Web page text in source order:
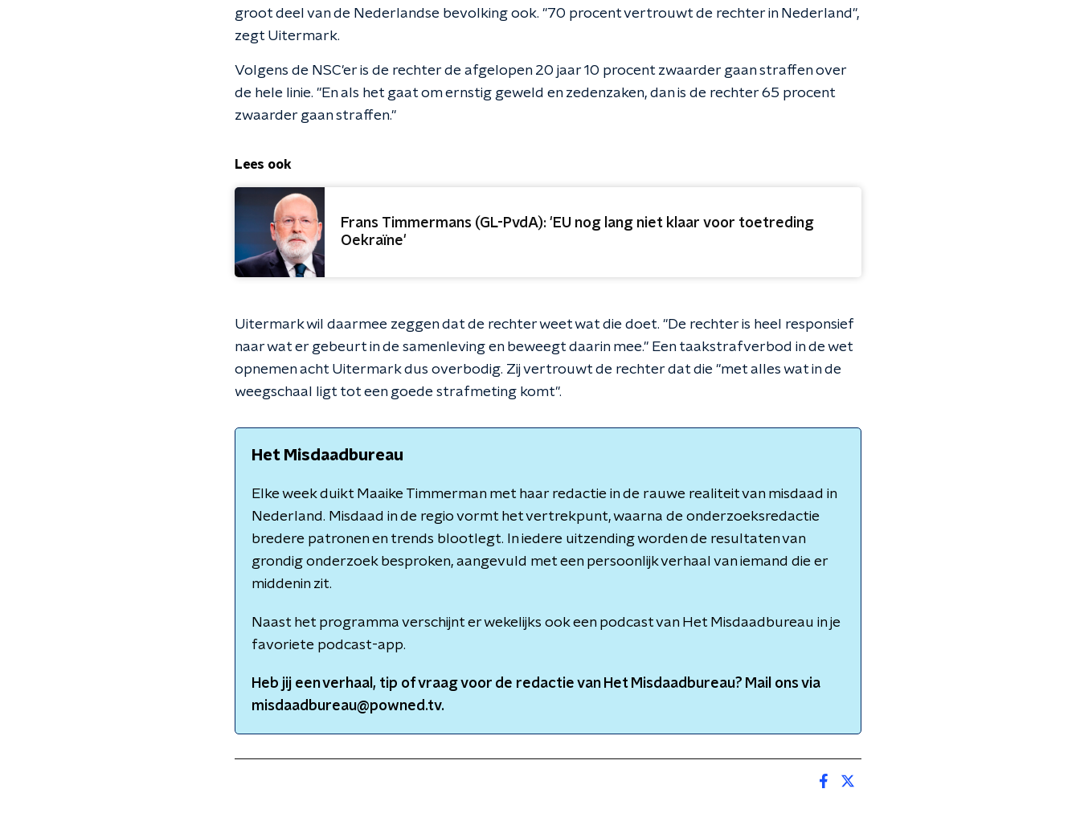
groot deel van de Nederlandse bevolking ook. "70 procent vertrouwt de rechter in Nederland",
zegt Uitermark.
Volgens de NSC'er is de rechter de afgelopen 20 jaar 10 procent zwaarder gaan straffen over
de hele linie. "En als het gaat om ernstig geweld en zedenzaken, dan is de rechter 65 procent
zwaarder gaan straffen."
Lees ook
Frans Timmermans (GL-PvdA): 'EU nog lang niet klaar voor toetreding
Oekraïne'
Uitermark wil daarmee zeggen dat de rechter weet wat die doet. "De rechter is heel responsief
naar wat er gebeurt in de samenleving en beweegt daarin mee." Een taakstrafverbod in de wet
opnemen acht Uitermark dus overbodig. Zij vertrouwt de rechter dat die "met alles wat in de
weegschaal ligt tot een goede strafmeting komt".
Het Misdaadbureau
Elke week duikt Maaike Timmerman met haar redactie in de rauwe realiteit van misdaad in
Nederland. Misdaad in de regio vormt het vertrekpunt, waarna de onderzoeksredactie
bredere patronen en trends blootlegt. In iedere uitzending worden de resultaten van
grondig onderzoek besproken, aangevuld met een persoonlijk verhaal van iemand die er
middenin zit.
Naast het programma verschijnt er wekelijks ook een podcast van Het Misdaadbureau in je
favoriete podcast-app.
Heb jij een verhaal, tip of vraag voor de redactie van Het Misdaadbureau? Mail ons via
misdaadbureau@powned.tv.